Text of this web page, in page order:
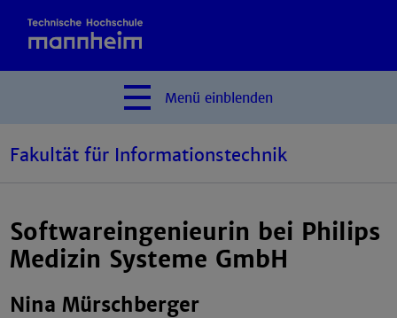
Menü einblenden
Fakultät für Informationstechnik
Softwareingenieurin bei Philips
Medizin Systeme GmbH
Nina Mürschberger